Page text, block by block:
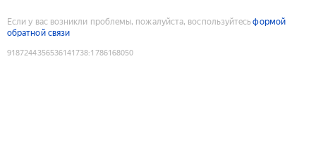
Если у вас возникли проблемы, пожалуйста, воспользуйтесьформой
обратной связи
9187244356536141738:1786168050